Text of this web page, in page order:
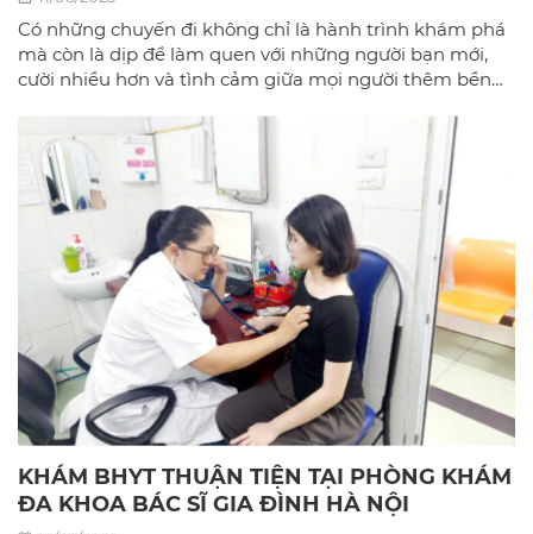
Có những chuyến đi không chỉ là hành trình khám phá
mà còn là dịp để làm quen với những người bạn mới,
cười nhiều hơn và tình cảm giữa mọi người thêm bền
KHÁM BHYT THUẬN TIỆN TẠI PHÒNG KHÁM
ĐA KHOA BÁC SĨ GIA ĐÌNH HÀ NỘI